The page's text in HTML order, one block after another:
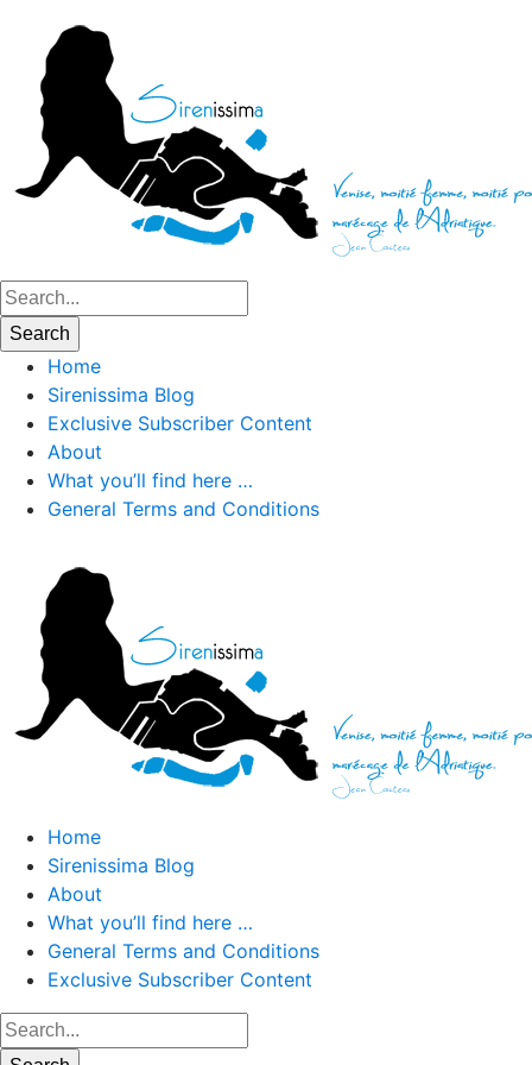
Home
Sirenissima Blog
Exclusive Subscriber Content
About
What you’ll find here …
General Terms and Conditions
Home
Sirenissima Blog
About
What you’ll find here …
General Terms and Conditions
Exclusive Subscriber Content